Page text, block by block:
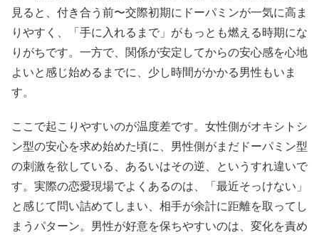
見ると、付き合う前〜交際初期にドーパミンが一気に高ま
りやすく、「手に入れるまで」がもっとも燃える時期にな
りがちです。一方で、関係が安定してからの安心感を心地
よいと感じ始めるまでに、少し時間がかかる男性もいま
す。
ここで起こりやすいのが温度差です。女性側がオキシトシ
ン型の安心を求め始めた頃に、男性側がまだドーパミン型
の刺激を欲している、あるいはその逆、というすれ違いで
す。実際の恋愛現場でよくあるのは、「最近そっけない」
と感じて問い詰めてしまい、相手が余計に距離を取ってし
まうパターン。男性が好意を保ちやすいのは、変化を責め